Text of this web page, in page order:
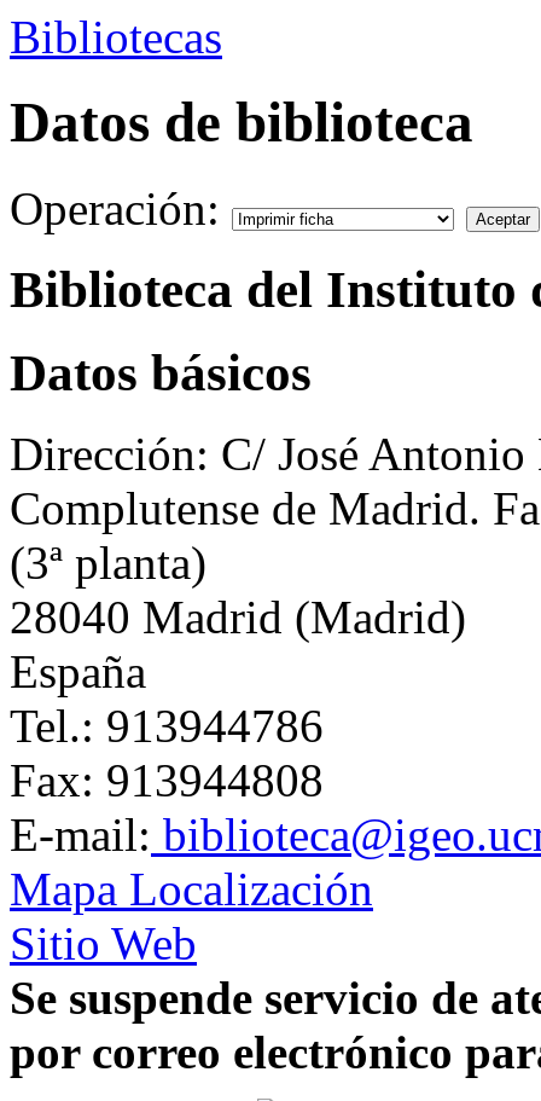
Bibliotecas
Datos de biblioteca
Operación:
Biblioteca del Instituto
Datos básicos
Dirección: C/ José
Complutense de Madrid.
(3ª planta)
28040 Madrid (Madrid)
España
Tel.: 913944786
Fax: 913944808
E-mail:
Mapa Localización
Sitio Web
Se suspende servicio de
por correo electrónico